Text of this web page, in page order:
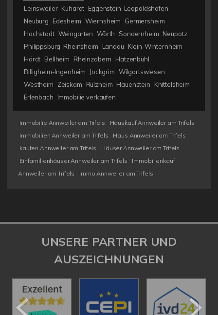
Leinsweiler Kuhardt Eggenstein-Leopoldshafen
Neuburg
Edesheim Wiernsheim
Germersheim
Hochstadt Weingarten Wörth Sondernheim Neupotz
Philippsburg-Rheinsheim
Landau
Klein-Winternheim
Hördt Bellheim Rheinzabern
Hatzenbühl
Billigheim-Ingenheim
Jockgrim Wilgartswiesen
Westheim
Zeiskam Rülzheim Hauenstein
Knittelsheim
Erlenbach
Immobilie verkaufen
Immobilie Annweiler am Trifels
Hauskauf Annweiler am Trifels
Immobilien Annweiler am Trifels
Haus Annweiler am Trifels
kaufen Annweiler am Trifels
Häuser Annweiler am Trifels
Einfamilienhäuser Annweiler am Trifels
Immobilienkauf
Annweiler am Trifels
Immo Annweiler am Trifels
UNSERE PARTNER UND
AUSZEICHNUNGEN